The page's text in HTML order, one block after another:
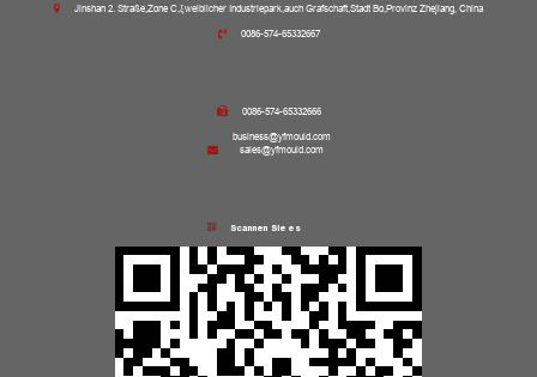
Jinshan 2. Straße,Zone C,ξweiblicher Industriepark,auch Grafschaft,Stadt Bo,Provinz Zhejiang, China
0086-574-65332667
0086-574-65332666
business@yfmould.com
sales@yfmould.com
Scannen Sie es